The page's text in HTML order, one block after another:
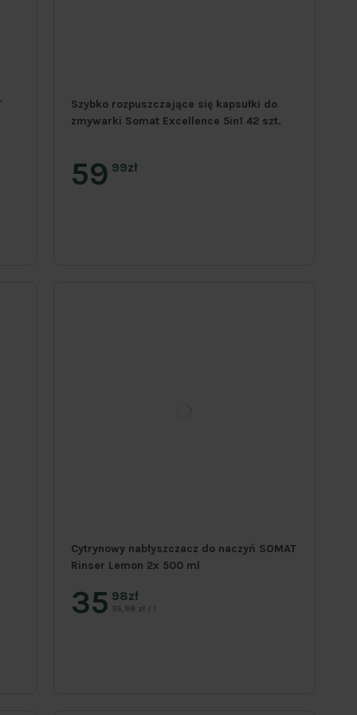
Szybko rozpuszczające się kapsułki do
zmywarki Somat Excellence 5in1 42 szt.
59 99zł
Cytrynowy nabłyszczacz do naczyń SOMAT
Rinser Lemon 2x 500 ml
35 98zł
35,98 zł / l